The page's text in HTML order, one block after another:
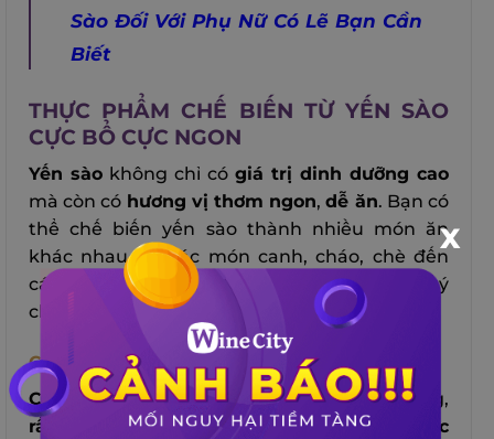
Sào Đối Với Phụ Nữ Có Lẽ Bạn Cần
Biết
THỰC PHẨM CHẾ BIẾN TỪ YẾN SÀO
CỰC BỔ CỰC NGON
Yến sào không chỉ có giá trị dinh dưỡng cao
mà còn có hương vị thơm ngon,dễ ăn. Bạn có
thể chế biến yến sào thành nhiều món ăn
khác nhau, từ các món canh, cháo, chè đến
các loại nước uống. Dưới đây là một số gợi ý
cho bạn:
Cháo Tổ Yến Bí Đỏ
Cháo tổ yến bí đỏlà một món ăn bổ dưỡng,
rất thích hợp cho những người đang ốm hoặc
X